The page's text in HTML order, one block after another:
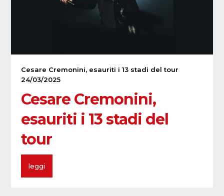
Cesare Cremonini, esauriti i 13 stadi del tour
24/03/2025
Cesare Cremonini,
esauriti i 13 stadi del
tour
leggi